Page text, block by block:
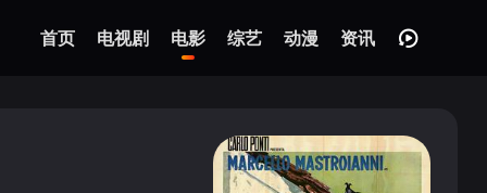
首页 电视剧 电影 综艺 动漫 资讯